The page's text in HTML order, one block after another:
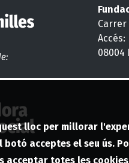
Carrer
Accés:
08004
lloc per millorar
acceptes el seu ús.
acceptar totes les